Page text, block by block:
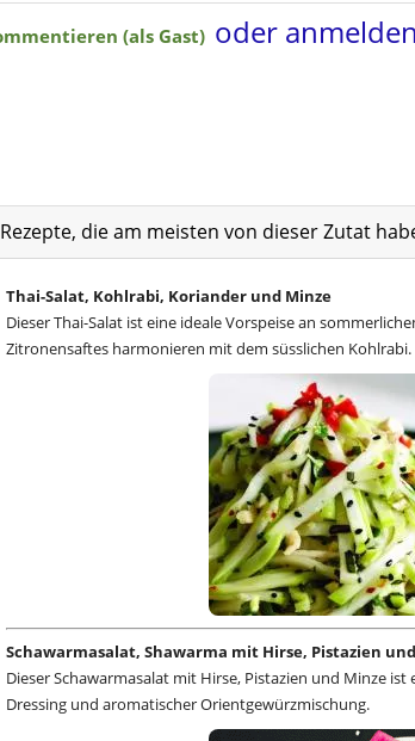
Rezepte, die am meisten von dieser Zutat
Thai-Salat, Kohlrabi, Koriander und Minze
Dieser Thai-Salat ist eine ideale Vorspeise an
Zitronensaftes harmonieren mit dem süsslichen Kohlrabi.
Schawarmasalat, Shawarma mit Hirse, Pistazien
Dieser Schawarmasalat mit Hirse, Pistazien und Minze
Dressing und aromatischer Orientgewürzmischung.